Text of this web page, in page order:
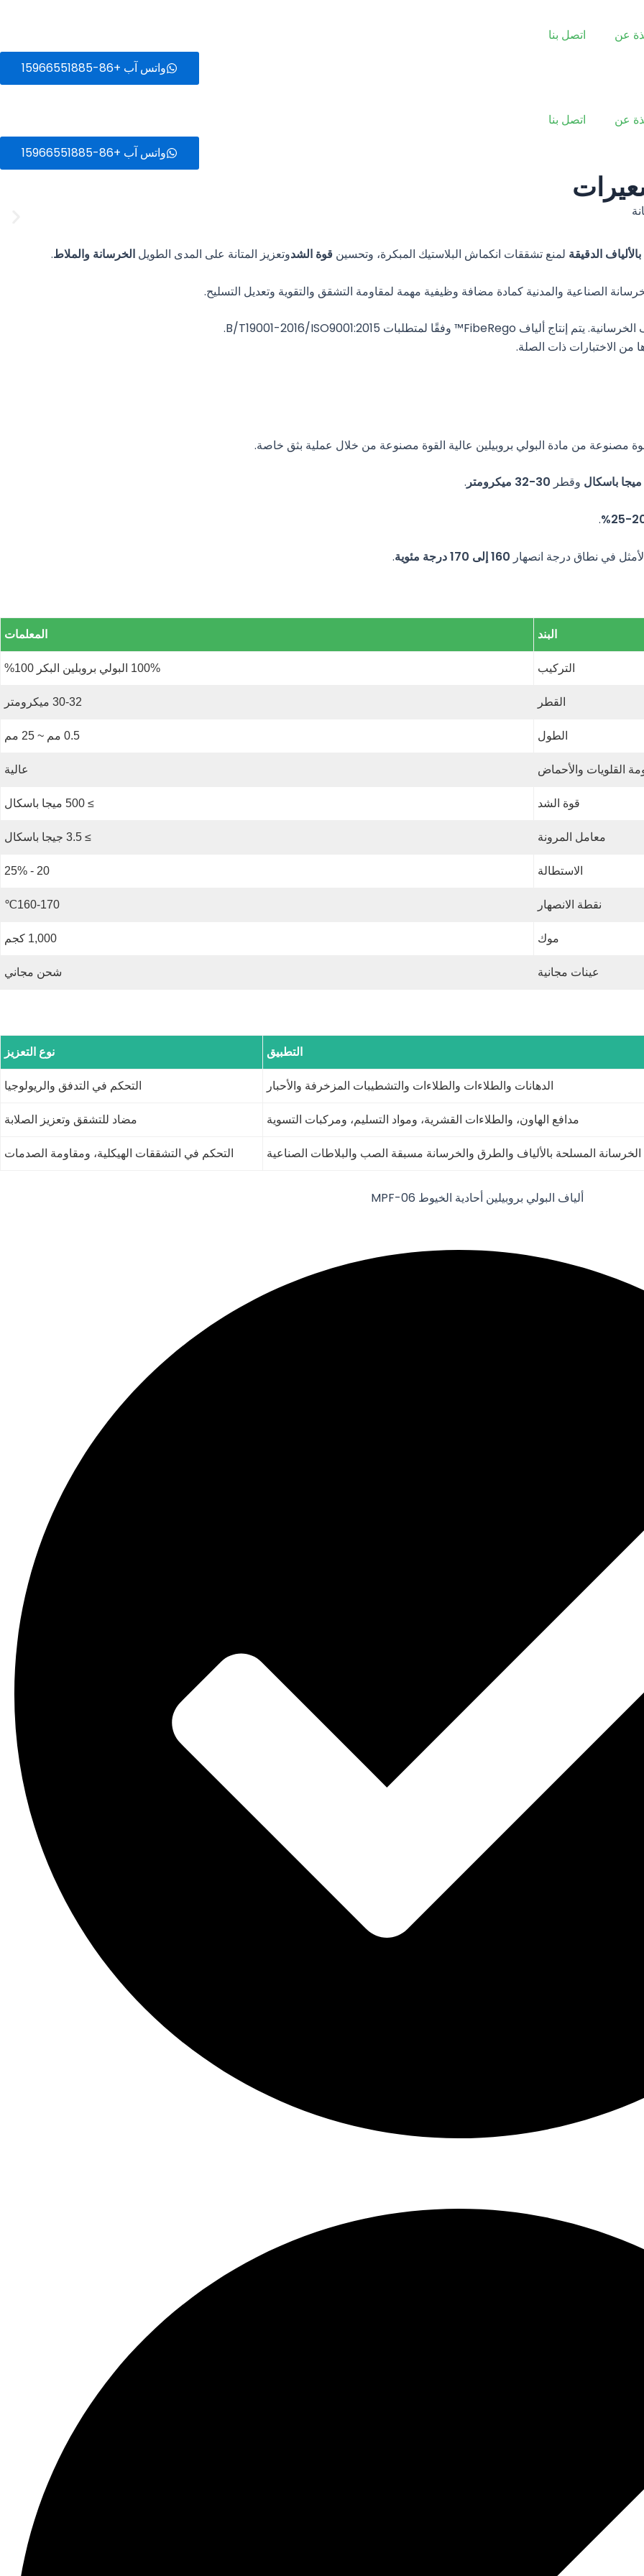
عن
اتصل بنا
واتس آب +86-15966551885
عن
اتصل بنا
واتس آب +86-15966551885
الدقيقة لمنع تشققات انكماش البلاستيك المبكرة، وتحسين قوة الشدوتعزيز المتانة على المدى الطويل الخرسانة والملاط.
الصناعية والمدنية كمادة مضافة وظيفية مهمة لمقاومة التشقق والتقوية وتعديل التسليح.
مصنوعة من مادة البولي بروبيلين عالية القوة مصنوعة من خلال عملية بثق خاصة.
وقطر 30-32 ميكرومتر .
20-
.
في نطاق درجة انصهار 160 إلى 170 درجة مئوية .
البند المعلمات
التركيب 100% البولي بروبلين البكر 100%
القطر 30-32 ميكرومتر
الطول 0.5 مم ~ 25 مم
القلويات والأحماض عالية
قوة الشد ≥ 500 ميجا باسكال
معامل المرونة ≥ 3.5 جيجا باسكال
الاستطالة 20 - 25%
نقطة الانصهار 160-170℃
موك 1,000 كجم
عينات مجانية شحن مجاني
التطبيق نوع التعزيز
الدهانات والطلاءات والطلاءات والتشطيبات المزخرفة والأحبار التحكم في التدفق والريولوجيا
مدافع الهاون، والطلاءات القشرية، ومواد التسليم، ومركبات التسوية مضاد للتشقق وتعزيز الصلابة
الخرسانة المسلحة بالألياف والطرق والخرسانة مسبقة الصب والبلاطات الصناعية التحكم في التشققات الهيكلية، ومقاومة الصدمات